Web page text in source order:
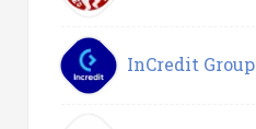
InCredit Group